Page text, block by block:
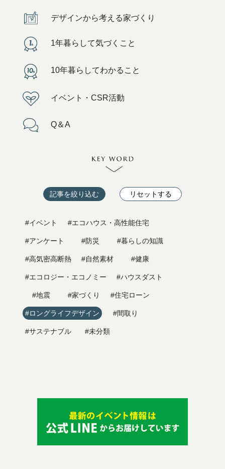
デザインから考える家づくり
1年暮らして気づくこと
10年暮らしてわかること
イベント・CSR活動
Q＆A
記事を絞り込む リセットする
#イベント #エコハウス・高性能住宅
#アンケート #防災 #暮らしの知識
#高気密高断熱 #自然素材 #健康
#エコロジー・エコノミー #ハウスダスト
#地震 #家づくり #住宅ローン
#ロングライフデザイン #間取り
#サステナブル #未分類